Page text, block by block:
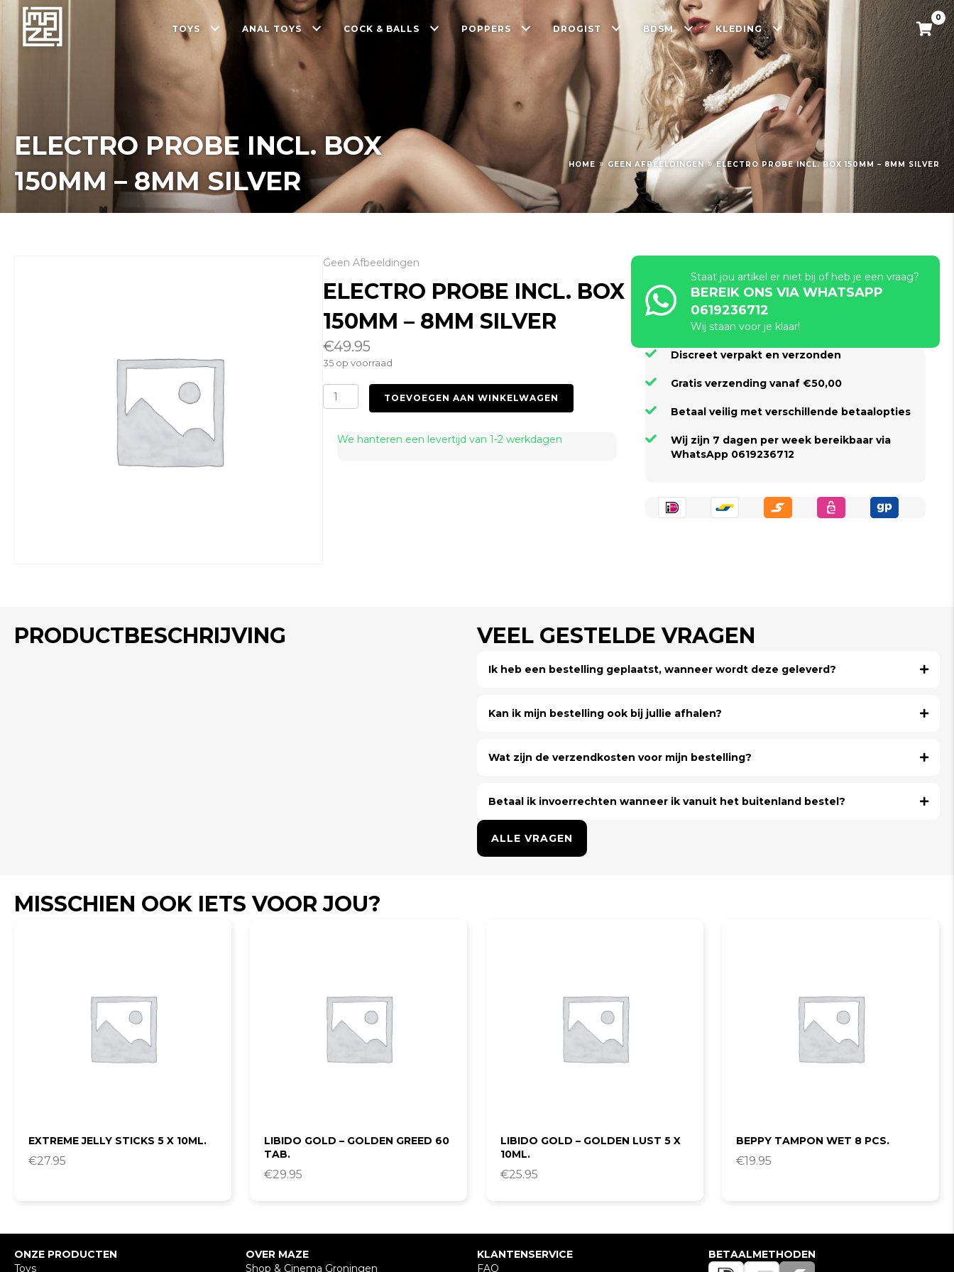
TOYS ANAL TOYS COCK & BALLS POPPERS DROGIST BDSM KLEDING
0
ELECTRO PROBE INCL. BOX
150MM – 8MM SILVER
HOME » GEEN AFBEELDINGEN » ELECTRO PROBE INCL. BOX 150MM – 8MM SILVER
Geen Afbeeldingen
ELECTRO PROBE INCL. BOX
150MM – 8MM SILVER
€49.95
35 op voorraad
Electro
Probe
Box
150mm
TOEVOEGEN AAN WINKELWAGEN
We hanteren een levertijd van 1-2 werkdagen
Staat jou artikel er niet bij of heb je een vraag?
BEREIK ONS VIA WHATSAPP
0619236712
Wij staan voor je klaar!
Discreet verpakt en verzonden
Gratis verzending vanaf €50,00
Betaal veilig met verschillende betaalopties
Wij zijn 7 dagen per week bereikbaar via
WhatsApp 0619236712
PRODUCTBESCHRIJVING VEEL GESTELDE VRAGEN
Ik heb een bestelling geplaatst, wanneer wordt deze geleverd?
Kan ik mijn bestelling ook bij jullie afhalen?
Wat zijn de verzendkosten voor mijn bestelling?
Betaal ik invoerrechten wanneer ik vanuit het buitenland bestel?
ALLE VRAGEN
MISSCHIEN OOK IETS VOOR JOU?
EXTREME JELLY STICKS 5 X 10ML.
€27.95
LIBIDO GOLD – GOLDEN GREED 60
TAB.
€29.95
LIBIDO GOLD – GOLDEN LUST 5 X
10ML.
€25.95
BEPPY TAMPON WET 8 PCS.
€19.95
ONZE PRODUCTEN
Toys
OVER MAZE
Shop & Cinema Groningen
KLANTENSERVICE
FAQ
BETAALMETHODEN